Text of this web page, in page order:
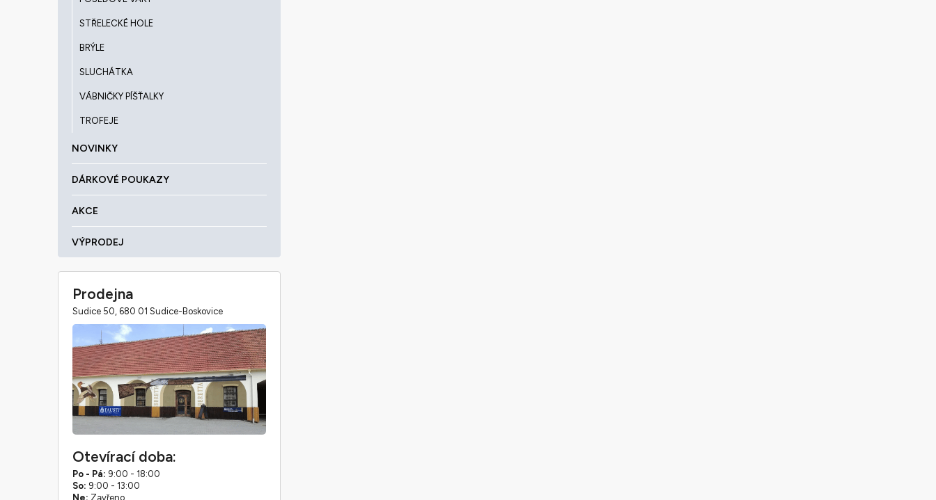
STŘELECKÉ HOLE
BRÝLE
SLUCHÁTKA
VÁBNIČKY PÍŠŤALKY
TROFEJE
NOVINKY
DÁRKOVÉ POUKAZY
AKCE
VÝPRODEJ
Prodejna
Sudice 50, 680 01 Sudice-Boskovice
Otevírací doba:
Po - Pá: 9:00 - 18:00
So: 9:00 - 13:00
Ne: Zavřeno